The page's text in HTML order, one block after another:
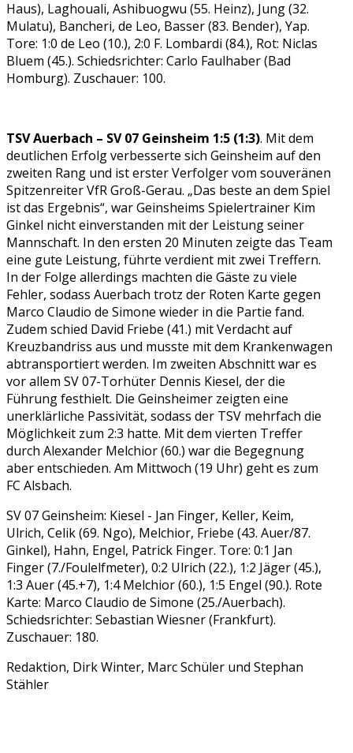
Haus), Laghouali, Ashibuogwu (55. Heinz), Jung (32.
Mulatu), Bancheri, de Leo, Basser (83. Bender), Yap.
Tore: 1:0 de Leo (10.), 2:0 F. Lombardi (84.), Rot: Niclas
Bluem (45.). Schiedsrichter: Carlo Faulhaber (Bad
Homburg). Zuschauer: 100.
TSV Auerbach – SV 07 Geinsheim 1:5 (1:3). Mit dem
deutlichen Erfolg verbesserte sich Geinsheim auf den
zweiten Rang und ist erster Verfolger vom souveränen
Spitzenreiter VfR Groß-Gerau. „Das beste an dem Spiel
ist das Ergebnis“, war Geinsheims Spielertrainer Kim
Ginkel nicht einverstanden mit der Leistung seiner
Mannschaft. In den ersten 20 Minuten zeigte das Team
eine gute Leistung, führte verdient mit zwei Treffern.
In der Folge allerdings machten die Gäste zu viele
Fehler, sodass Auerbach trotz der Roten Karte gegen
Marco Claudio de Simone wieder in die Partie fand.
Zudem schied David Friebe (41.) mit Verdacht auf
Kreuzbandriss aus und musste mit dem Krankenwagen
abtransportiert werden. Im zweiten Abschnitt war es
vor allem SV 07-Torhüter Dennis Kiesel, der die
Führung festhielt. Die Geinsheimer zeigten eine
unerklärliche Passivität, sodass der TSV mehrfach die
Möglichkeit zum 2:3 hatte. Mit dem vierten Treffer
durch Alexander Melchior (60.) war die Begegnung
aber entschieden. Am Mittwoch (19 Uhr) geht es zum
FC Alsbach.
SV 07 Geinsheim: Kiesel - Jan Finger, Keller, Keim,
Ulrich, Celik (69. Ngo), Melchior, Friebe (43. Auer/87.
Ginkel), Hahn, Engel, Patrick Finger. Tore: 0:1 Jan
Finger (7./Foulelfmeter), 0:2 Ulrich (22.), 1:2 Jäger (45.),
1:3 Auer (45.+7), 1:4 Melchior (60.), 1:5 Engel (90.). Rote
Karte: Marco Claudio de Simone (25./Auerbach).
Schiedsrichter: Sebastian Wiesner (Frankfurt).
Zuschauer: 180.
Redaktion, Dirk Winter, Marc Schüler und Stephan
Stähler